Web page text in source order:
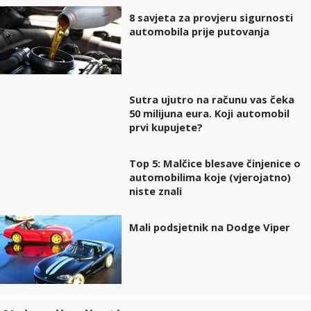
8 savjeta za provjeru sigurnosti
automobila prije putovanja
Sutra ujutro na računu vas čeka
50 milijuna eura. Koji automobil
prvi kupujete?
Top 5: Malčice blesave činjenice o
automobilima koje (vjerojatno)
niste znali
Mali podsjetnik na Dodge Viper